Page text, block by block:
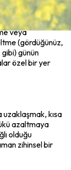
veya
(gördüğünüz,
günün
özel bir yer
kısa
azaltmaya
olduğu
zihinsel bir